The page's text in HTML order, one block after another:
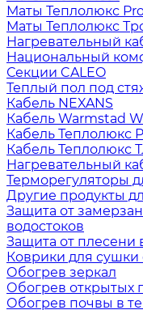
Маты Теплолюкс
Маты Теплолюкс
Нагревательный
Национальный
Секции CALEO
Теплый пол под
Кабель NEXANS
Кабель Warmstad
Кабель Теплолюкс
Кабель Теплолюкс
Нагревательный
Терморегуляторы
Другие продукты
Защита от
водостоков
Защита от плесени
Коврики для сушки
Обогрев зеркал
Обогрев открытых
Обогрев почвы в